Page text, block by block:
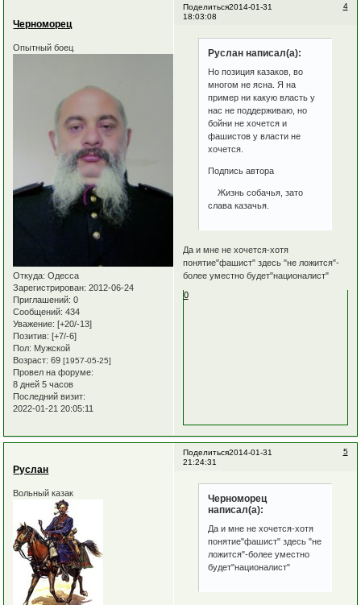
Поделиться 4
2014-01-31
18:03:08
Черноморец
Опытный боец
Откуда: Одесса
Зарегистрирован: 2012-06-24
Приглашений: 0
Сообщений: 434
Уважение: [+20/-13]
Позитив: [+7/-6]
Пол: Мужской
Возраст: 69[1957-05-25]
Провел на форуме:
8 дней 5 часов
Последний визит:
2022-01-21 20:05:11
Руслан написал(а):
Но позиция казаков, во
многом не ясна. Я на
пример ни какую власть у
нас не поддерживаю, но
бойни не хочется и
фашистов у власти не
хочется.
Подпись автора
Жизнь собачья, зато
слава казачья.
Да и мне не хочется-хотя
понятие"фашист" здесь "не ложится"-
более уместно будет"националист"
0
Поделиться 5
2014-01-31
21:24:31
Руслан
Вольный казак
Черноморец
написал(а):
Да и мне не хочется-хотя
понятие"фашист" здесь "не
ложится"-более уместно
будет"националист"